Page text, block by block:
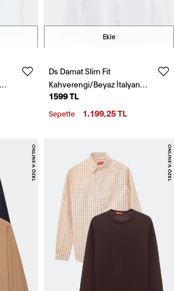
Ekle
Ds Damat Slim Fit
Kahverengi/Beyaz İtalyan
Yaka Kolay Ütülenebilir 2'Li
Gömlek
1599 TL
Sepette 1.199,25 TL